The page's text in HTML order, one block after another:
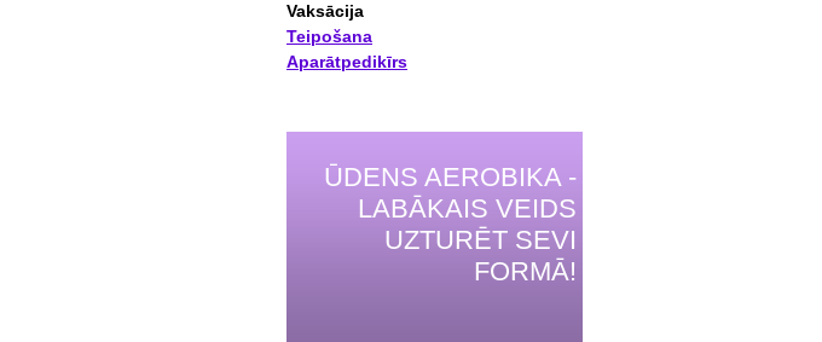
Vaksācija
Teipošana
Aparātpedikīrs
ŪDENS AEROBIKA -
LABĀKAIS VEIDS
UZTURĒT SEVI
FORMĀ!